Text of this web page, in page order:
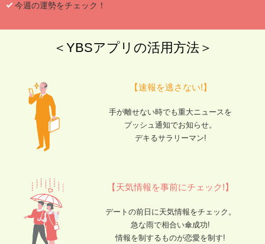
今週の運勢をチェック！
＜YBSアプリの活用方法＞
【速報を逃さない!】
手が離せない時でも重大ニュースを
プッシュ通知でお知らせ。
デキるサラリーマン!
【天気情報を事前にチェック!】
デートの前日に天気情報をチェック。
急な雨で相合い傘成功!
情報を制するものが恋愛を制す!